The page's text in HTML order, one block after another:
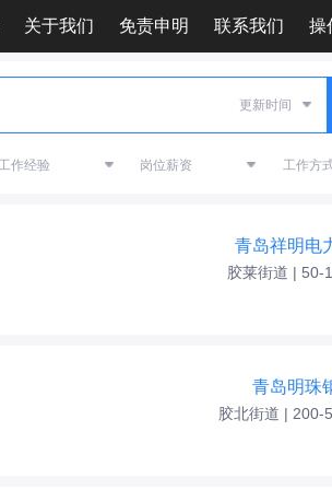
关于我们 免责申明 联系我们 操
青岛祥明电
胶莱街道 | 50-
青岛明珠
胶北街道 | 200-